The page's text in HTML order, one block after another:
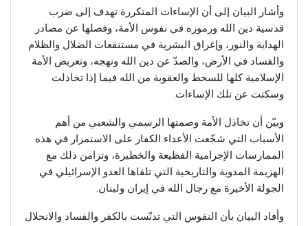
وأشار البيان إلى أن الإساءات المتكررة تهدف إلى ضرب
قدسية دين الله ورموزه في نفوس الأمة، وفصلها عن مصادر
الهداية والنور، وإغراق البشرية في مستنقعات الضلال والظلام
والفساد في الأرض، والصدّ عن دين الله ونهجه، وتعريض الأمة
الإسلامية كلها للسخط والعقوبة من الله فيما إذا تخاذلت
وسكتت عن تلك الإساءات.
وبيّن أن تخاذل الأمة وصمتها الرسمي والشعبي من أهم
الأسباب التي شجّعت الأعداء الكفار على الاستمرار في هذه
الممارسات الإجرامية الفظيعة والخطيرة، وتزامن ذلك مع
الهزيمة المدوية والتاريخية التي تلقاها العدو الإسرائيلي في
الجولة الأخيرة مع رجال الله في إيران ولبنان.
وأفاد البيان بأن النفوس التي تدنّست بالكفر والفساد والانحلال